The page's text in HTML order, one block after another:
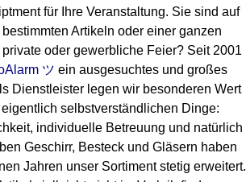
für Ihre Veranstaltung. Sie sind auf
Artikeln oder einer ganzen
oder gewerbliche Feier? Seit 2001
ツ ein ausgesuchtes und großes
Dienstleister legen wir besonderen Wert
selbstverständlichen Dinge:
individuelle Betreuung und natürlich
Geschirr, Besteck und Gläsern haben
Jahren unser Sortiment stetig erweitert.